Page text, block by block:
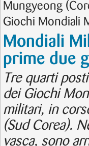
Mungyeong
Giochi Mondiali
Mondiali
prime due
Tre quarti
dei Giochi
militari, in
(Sud Corea).
vasca, sono